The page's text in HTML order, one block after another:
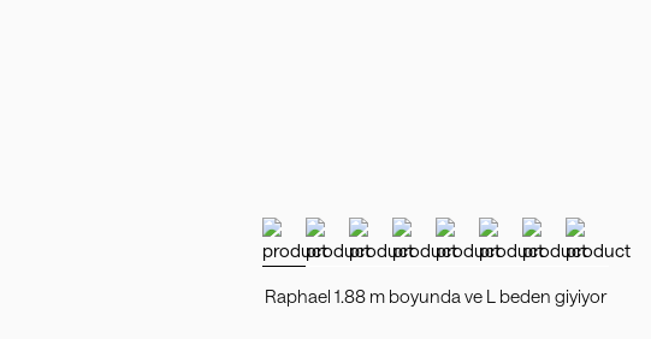
Raphael 1.88 m boyunda ve L beden giyiyor